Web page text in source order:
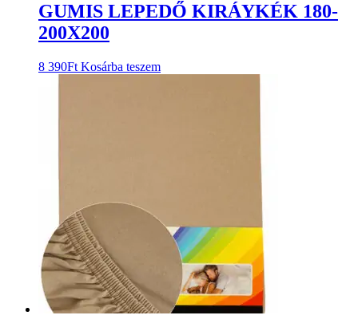
GUMIS LEPEDŐ KIRÁYKÉK 180-
200X200
8 390Ft Kosárba teszem